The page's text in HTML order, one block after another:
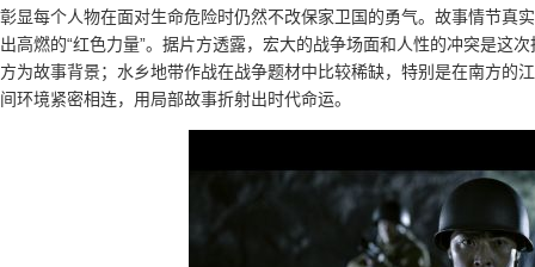
彰显每个人物在面对生命危险时仍然不改保家卫国的勇气。故事情节真
出高燃的“红色力量”。据片方透露，宏大的战争场面和人性的冲突是这
方为故事背景；水乡地带作战在战争题材中比较稀缺，特别是在南方的
间环境紧密相连，用局部故事折射出时代命运。